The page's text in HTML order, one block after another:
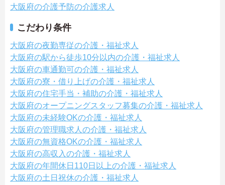
大阪府の介護予防の介護求人
こだわり条件
大阪府の夜勤専従の介護・福祉求人
大阪府の駅から徒歩10分以内の介護・福祉求人
大阪府の車通勤可の介護・福祉求人
大阪府の寮・借り上げの介護・福祉求人
大阪府の住宅手当・補助の介護・福祉求人
大阪府のオープニングスタッフ募集の介護・福祉求人
大阪府の未経験OKの介護・福祉求人
大阪府の管理職求人の介護・福祉求人
大阪府の無資格OKの介護・福祉求人
大阪府の高収入の介護・福祉求人
大阪府の年間休日110日以上の介護・福祉求人
大阪府の土日祝休の介護・福祉求人